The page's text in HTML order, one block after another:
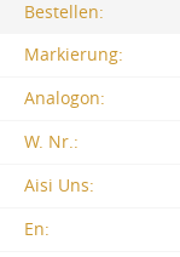
Bestellen:
Markierung:
Analogon:
W. Nr.:
Aisi Uns:
En: